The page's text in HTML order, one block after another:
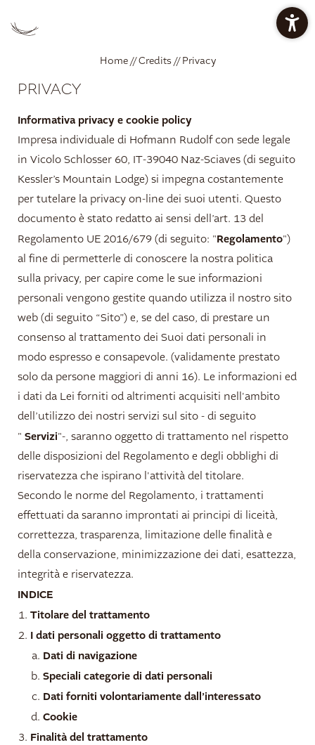
PREZZI APPARTAMENTI
OASI DEL RELAX
Mountain Lodge
Restaurant ban Kessler
Alloggi e prezzi
Natura da vivere
DE IT EN
Home //Credits //Privacy
PRIVACY
Informativa privacy e cookie policy
Impresa individuale di Hofmann Rudolf con sede legale
in Vicolo Schlosser 60, IT-39040 Naz-Sciaves (di seguito
Kessler’s Mountain Lodge) si impegna costantemente
per tutelare la privacy on-line dei suoi utenti. Questo
documento è stato redatto ai sensi dell’art. 13 del
Regolamento UE 2016/679 (di seguito: "Regolamento")
al fine di permetterle di conoscere la nostra politica
sulla privacy, per capire come le sue informazioni
personali vengono gestite quando utilizza il nostro sito
web (di seguito “Sito”) e, se del caso, di prestare un
consenso al trattamento dei Suoi dati personali in
modo espresso e consapevole. (validamente prestato
solo da persone maggiori di anni 16). Le informazioni ed
i dati da Lei forniti od altrimenti acquisiti nell'ambito
dell’utilizzo dei nostri servizi sul sito - di seguito
" Servizi"-, saranno oggetto di trattamento nel rispetto
delle disposizioni del Regolamento e degli obblighi di
riservatezza che ispirano l'attività del titolare.
Secondo le norme del Regolamento, i trattamenti
effettuati da saranno improntati ai principi di liceità,
correttezza, trasparenza, limitazione delle finalità e
della conservazione, minimizzazione dei dati, esattezza,
integrità e riservatezza.
INDICE
Titolare del trattamento
I dati personali oggetto di trattamento
Dati di navigazione
Speciali categorie di dati personali
Dati forniti volontariamente dall’interessato
Cookie
Finalità del trattamento